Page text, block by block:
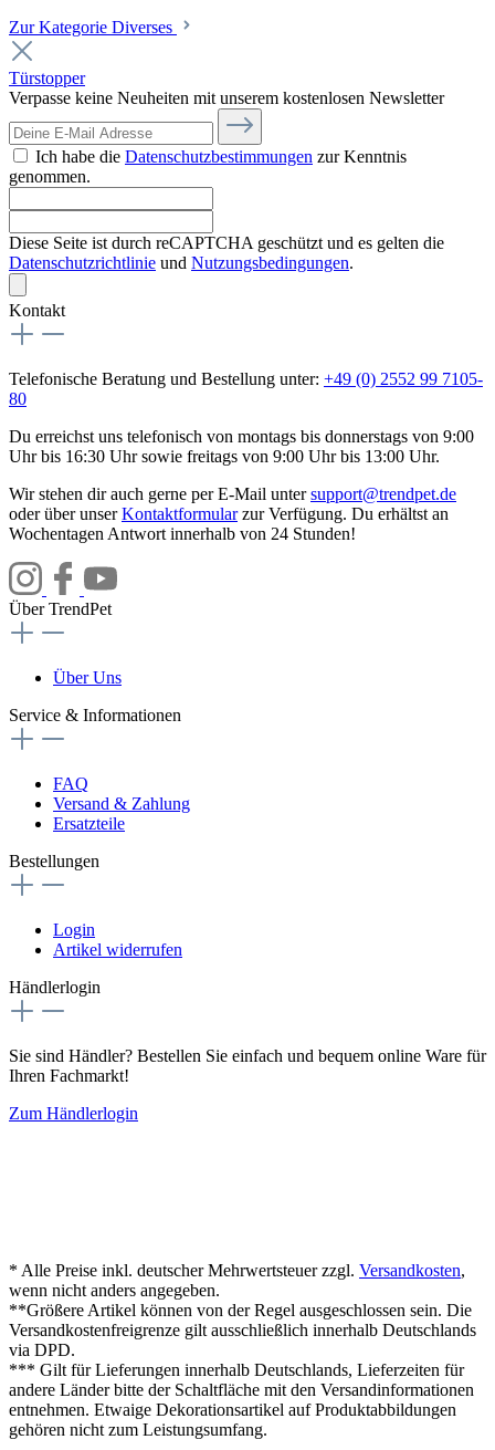
Zur Kategorie Diverses
Türstopper
Verpasse keine Neuheiten mit unserem kostenlosen Newsletter
Ich habe die Datenschutzbestimmungen zur Kenntnis
genommen.
Diese Seite ist durch reCAPTCHA geschützt und es gelten die
Datenschutzrichtlinie und Nutzungsbedingungen.
Kontakt
Telefonische Beratung und Bestellung unter: +49 (0) 2552 99 7105-
80
Du erreichst uns telefonisch von montags bis donnerstags von 9:00
Uhr bis 16:30 Uhr sowie freitags von 9:00 Uhr bis 13:00 Uhr.
Wir stehen dir auch gerne per E-Mail untersupport@trendpet.de
oder über unserKontaktformularzur Verfügung. Du erhältst an
Wochentagen Antwort innerhalb von 24 Stunden!
Über TrendPet
Über Uns
Service & Informationen
FAQ
Versand & Zahlung
Ersatzteile
Bestellungen
Login
Artikel widerrufen
Händlerlogin
Sie sind Händler? Bestellen Sie einfach und bequem online Ware für
Ihren Fachmarkt!
Zum Händlerlogin
* Alle Preise inkl. deutscher Mehrwertsteuer zzgl. Versandkosten,
wenn nicht anders angegeben.
**Größere Artikel können von der Regel ausgeschlossen sein. Die
Versandkostenfreigrenze gilt ausschließlich innerhalb Deutschlands
via DPD.
*** Gilt für Lieferungen innerhalb Deutschlands, Lieferzeiten für
andere Länder bitte der Schaltfläche mit den Versandinformationen
entnehmen. Etwaige Dekorationsartikel auf Produktabbildungen
gehören nicht zum Leistungsumfang.